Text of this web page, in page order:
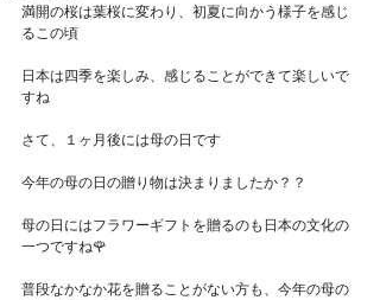
満開の桜は葉桜に変わり、初夏に向かう様子を感じ
るこの頃
日本は四季を楽しみ、感じることができて楽しいで
すね
さて、１ヶ月後には母の日です
今年の母の日の贈り物は決まりましたか？？
母の日にはフラワーギフトを贈るのも日本の文化の
一つですね🌹
普段なかなか花を贈ることがない方も、今年の母の